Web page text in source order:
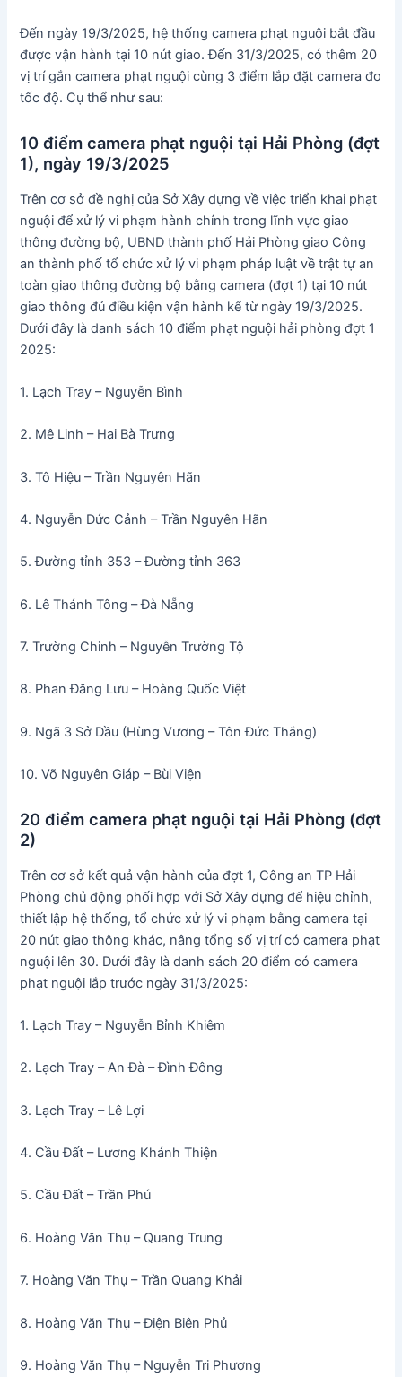
Đến ngày 19/3/2025, hệ thống camera phạt nguội bắt đầu
được vận hành tại 10 nút giao. Đến 31/3/2025, có thêm 20
vị trí gắn camera phạt nguội cùng 3 điểm lắp đặt camera đo
tốc độ. Cụ thể như sau:
10 điểm camera phạt nguội tại Hải Phòng (đợt
1), ngày 19/3/2025
Trên cơ sở đề nghị của Sở Xây dựng về việc triển khai phạt
nguội để xử lý vi phạm hành chính trong lĩnh vực giao
thông đường bộ, UBND thành phố Hải Phòng giao Công
an thành phố tổ chức xử lý vi phạm pháp luật về trật tự an
toàn giao thông đường bộ bằng camera (đợt 1) tại 10 nút
giao thông đủ điều kiện vận hành kể từ ngày 19/3/2025.
Dưới đây là danh sách 10 điểm phạt nguội hải phòng đợt 1
2025:
1. Lạch Tray – Nguyễn Bình
2. Mê Linh – Hai Bà Trưng
3. Tô Hiệu – Trần Nguyên Hãn
4. Nguyễn Đức Cảnh – Trần Nguyên Hãn
5. Đường tỉnh 353 – Đường tỉnh 363
6. Lê Thánh Tông – Đà Nẵng
7. Trường Chinh – Nguyễn Trường Tộ
8. Phan Đăng Lưu – Hoàng Quốc Việt
9. Ngã 3 Sở Dầu (Hùng Vương – Tôn Đức Thắng)
10. Võ Nguyên Giáp – Bùi Viện
20 điểm camera phạt nguội tại Hải Phòng (đợt
2)
Trên cơ sở kết quả vận hành của đợt 1, Công an TP Hải
Phòng chủ động phối hợp với Sở Xây dựng để hiệu chỉnh,
thiết lập hệ thống, tổ chức xử lý vi phạm bằng camera tại
20 nút giao thông khác, nâng tổng số vị trí có camera phạt
nguội lên 30. Dưới đây là danh sách 20 điểm có camera
phạt nguội lắp trước ngày 31/3/2025:
1. Lạch Tray – Nguyễn Bỉnh Khiêm
2. Lạch Tray – An Đà – Đình Đông
3. Lạch Tray – Lê Lợi
4. Cầu Đất – Lương Khánh Thiện
5. Cầu Đất – Trần Phú
6. Hoàng Văn Thụ – Quang Trung
7. Hoàng Văn Thụ – Trần Quang Khải
8. Hoàng Văn Thụ – Điện Biên Phủ
9. Hoàng Văn Thụ – Nguyễn Tri Phương